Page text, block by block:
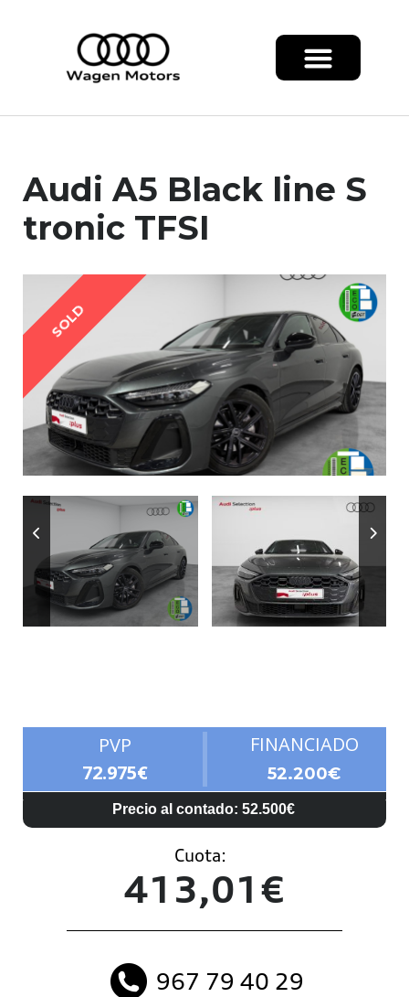
Audi A5 Black line S
tronic TFSI
SOLD
PVP
72.975€
FINANCIADO
52.200€
Precio al contado: 52.500€
Cuota:
413,01€
967 79 40 29